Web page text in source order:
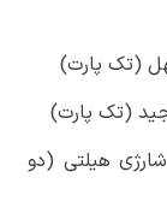
(تک پارت)
(تک پارت)
هیلتی (دو